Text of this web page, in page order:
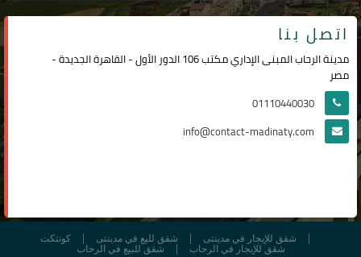
اتصل بنا
مدينة الرحاب المبنى الإداري مكتب 106 الدور الأول - القاهرة الجديدة -
مصر
01110440030
info@contact-madinaty.com
كونتكت شقق لليع في مدينتى
شقق للإيجار في مدينتى
شقق للبيع في الرحاب
شقق للإيجار في الرحاب